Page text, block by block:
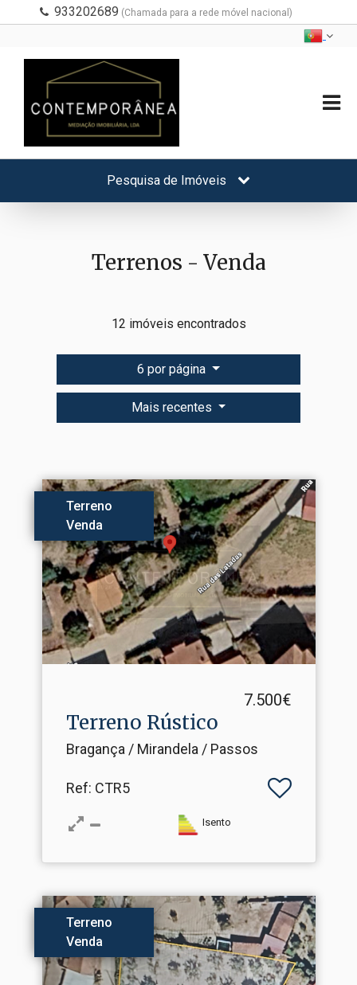
933202689 (Chamada para a rede móvel nacional)
Pesquisa de Imóveis
Terrenos - Venda
12 imóveis encontrados
6 por página
Mais recentes
Terreno
Venda
7.500€
Terreno Rústico
Bragança / Mirandela / Passos
Ref: CTR5
Isento
Terreno
Venda